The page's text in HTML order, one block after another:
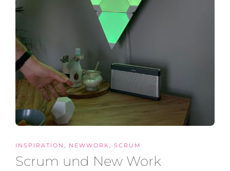
INSPIRATION , NEWWORK, SCRUM
Scrum und New Work